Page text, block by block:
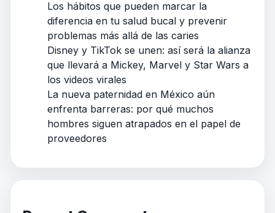
Los hábitos que pueden marcar la
diferencia en tu salud bucal y prevenir
problemas más allá de las caries
Disney y TikTok se unen: así será la alianza
que llevará a Mickey, Marvel y Star Wars a
los videos virales
La nueva paternidad en México aún
enfrenta barreras: por qué muchos
hombres siguen atrapados en el papel de
proveedores